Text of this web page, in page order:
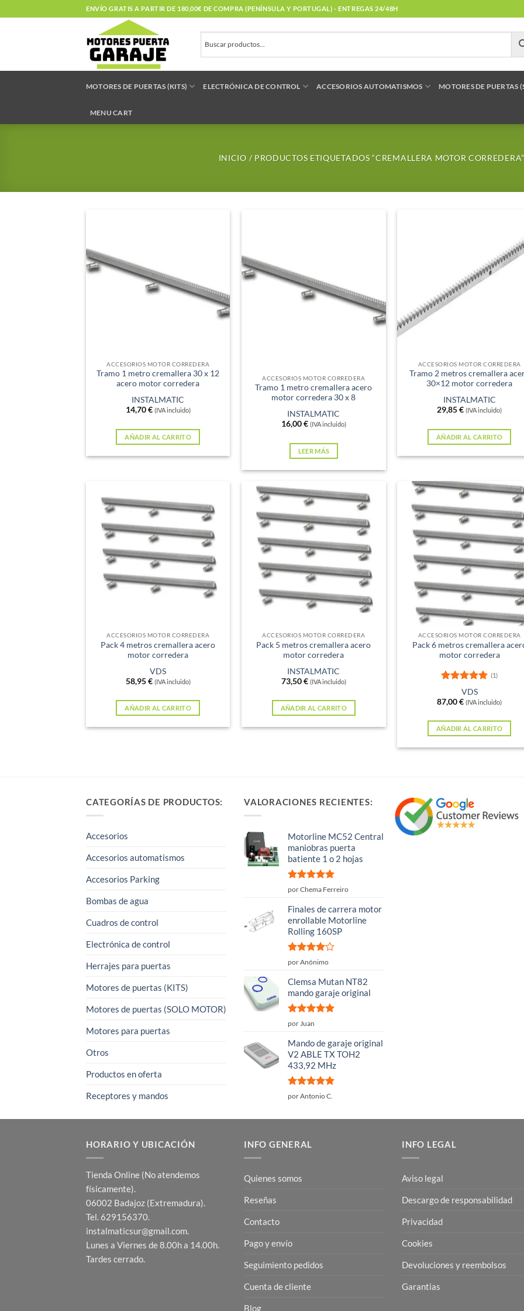
al
ENVÍO GRATIS A PARTIR DE 180,00€ DE COMPRA (PENÍNSULA Y PORTUGAL) - ENTREGAS 24/48H
MOTORES DE PUERTAS (KITS) ELECTRÓNICA DE CONTROL ACCESORIOS AUTOMATISMOS MOTORES DE PUERTAS
MENU CART
INICIO /PRODUCTOS ETIQUETADOS “CREMALLERA MOTOR CORREDERA”
ACCESORIOS MOTOR CORREDERA
Tramo 1 metro cremallera 30 x 12
acero motor corredera
INSTALMATIC
14,70€ (IVA incluido)
AÑADIR AL CARRITO
ACCESORIOS MOTOR CORREDERA
Tramo 1 metro cremallera acero
motor corredera 30 x 8
INSTALMATIC
16,00€ (IVA incluido)
LEER MÁS
ACCESORIOS MOTOR CORREDERA
Tramo 2 metros cremallera
30×12 motor corredera
INSTALMATIC
29,85€ (IVA incluido)
AÑADIR AL CARRITO
ACCESORIOS MOTOR CORREDERA
Pack 4 metros cremallera acero
motor corredera
VDS
58,95€ (IVA incluido)
AÑADIR AL CARRITO
ACCESORIOS MOTOR CORREDERA
Pack 5 metros cremallera acero
motor corredera
INSTALMATIC
73,50€ (IVA incluido)
AÑADIR AL CARRITO
ACCESORIOS MOTOR CORREDERA
Pack 6 metros cremallera
motor corredera
Valorado
con 5 de 5
(1)
VDS
87,00€ (IVA incluido)
AÑADIR AL CARRITO
CATEGORÍAS DE PRODUCTOS:
Accesorios
Accesorios automatismos
Accesorios Parking
Bombas de agua
Cuadros de control
Electrónica de control
Herrajes para puertas
Motores de puertas (KITS)
Motores de puertas (SOLO MOTOR)
Motores para puertas
Otros
Productos en oferta
Receptores y mandos
VALORACIONES RECIENTES:
Motorline MC52 Central
maniobras puerta
batiente 1 o 2 hojas
Valorado
por Chema Ferreiro
Finales de carrera motor
enrollable Motorline
Rolling 160SP
Valorado
5
por Anónimo
Clemsa Mutan NT82
mando garaje original
Valorado
por Juan
Mando de garaje original
V2 ABLE TX TOH2
433,92 MHz
Valorado
por Antonio C.
HORARIO Y UBICACIÓN
Tienda Online (No atendemos
físicamente).
06002 Badajoz (Extremadura).
Tel. 629156370.
instalmaticsur@gmail.com.
Lunes a Viernes de 8.00h a 14.00h.
Tardes cerrado.
INFO GENERAL
Quienes somos
Reseñas
Contacto
Pago y envío
Seguimiento pedidos
Cuenta de cliente
Blog
INFO LEGAL
Aviso legal
Descargo de responsabilidad
Privacidad
Cookies
Devoluciones y reembolsos
Garantias